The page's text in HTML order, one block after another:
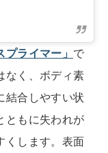
プライマー」 で
なく、ボディ素
結合しやすい状
ともに失われが
くします。表面